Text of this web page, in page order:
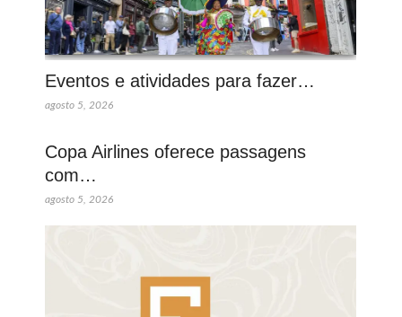
Eventos e atividades para fazer…
agosto 5, 2026
Copa Airlines oferece passagens
com…
agosto 5, 2026